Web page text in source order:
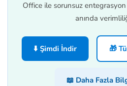
Office ile sorunsuz entegrasyon
anında
⬇️ Şimdi İndir 🎁
📖 Daha Fazla